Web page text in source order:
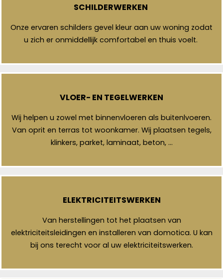
SCHILDERWERKEN
Onze ervaren schilders gevel kleur aan uw woning zodat
u zich er onmiddellijk comfortabel en thuis voelt.
VLOER- EN TEGELWERKEN
Wij helpen u zowel met binnenvloeren als buitenlvoeren.
Van oprit en terras tot woonkamer. Wij plaatsen tegels,
klinkers, parket, laminaat, beton, …
ELEKTRICITEITSWERKEN
Van herstellingen tot het plaatsen van
elektriciteitsleidingen en installeren van domotica. U kan
bij ons terecht voor al uw elektriciteitswerken.